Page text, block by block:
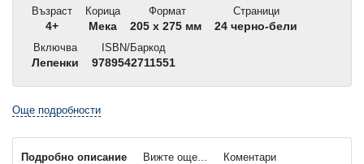
Възраст
4+
Корица
Мека
Формат
205 x 275 мм
Страници
24 черно-бели
Включва
Лепенки
ISBN/Баркод
9789542711551
Още подробности
Подробно описание Вижте още... Коментари